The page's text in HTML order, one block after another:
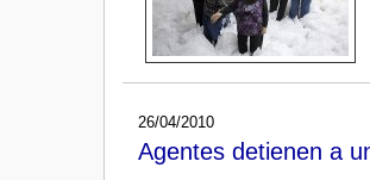
26/04/2010
Agentes detienen a